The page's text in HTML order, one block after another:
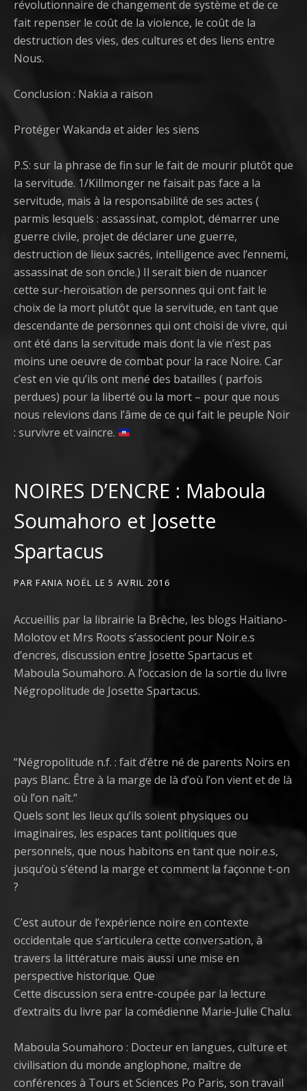
révolutionnaire de changement de système et de ce
fait repenser le coût de la violence, le coût de la
destruction des vies, des cultures et des liens entre
Nous.
Conclusion : Nakia a raison
Protéger Wakanda et aider les siens
P.S: sur la phrase de fin sur le fait de mourir plutôt que
la servitude. 1/Killmonger ne faisait pas face a la
servitude, mais à la responsabilité de ses actes (
parmis lesquels : assassinat, complot, démarrer une
guerre civile, projet de déclarer une guerre,
destruction de lieux sacrés, intelligence avec l’ennemi,
assassinat de son oncle.) Il serait bien de nuancer
cette sur-heroïsation de personnes qui ont fait le
choix de la mort plutôt que la servitude, en tant que
descendante de personnes qui ont choisi de vivre, qui
ont été dans la servitude mais dont la vie n’est pas
moins une oeuvre de combat pour la race Noire. Car
c’est en vie qu’ils ont mené des batailles ( parfois
perdues) pour la liberté ou la mort – pour que nous
nous relevions dans l’âme de ce qui fait le peuple Noir
: survivre et vaincre.
NOIRES D’ENCRE : Maboula
Soumahoro et Josette
Spartacus
PARFANIA NOËL LE 5 AVRIL 2016
Accueillis par la librairie la Brêche, les blogs Haitiano-
Molotov et Mrs Roots s’associent pour Noir.e.s
d’encres, discussion entre Josette Spartacus et
Maboula Soumahoro. A l’occasion de la sortie du livre
Négropolitude de Josette Spartacus.
“Négropolitude n.f. : fait d’être né de parents Noirs en
pays Blanc. Être à la marge de là d’où l’on vient et de là
où l’on naît.“
Quels sont les lieux qu’ils soient physiques ou
imaginaires, les espaces tant politiques que
personnels, que nous habitons en tant que noir.e.s,
jusqu’où s’étend la marge et comment la façonne t-on
?
C’est autour de l’expérience noire en contexte
occidentale que s’articulera cette conversation, à
travers la littérature mais aussi une mise en
perspective historique. Que
Cette discussion sera entre-coupée par la lecture
d’extraits du livre par la comédienne Marie-Julie Chalu.
Maboula Soumahoro : Docteur en langues, culture et
civilisation du monde anglophone, maître de
conférences à Tours et Sciences Po Paris, son travail